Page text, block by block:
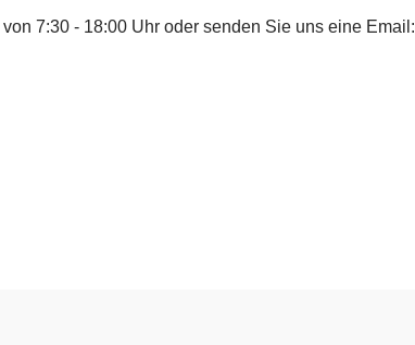
von 7:30 - 18:00 Uhr oder senden Sie uns eine Email: